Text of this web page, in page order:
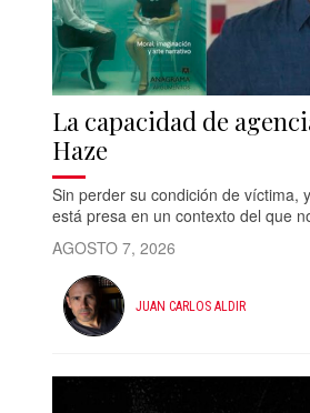
La capacidad de
Haze
Sin perder su condición de víctima,
está presa en un contexto del que
AGOSTO 7, 2026
JUAN CARLOS ALDIR